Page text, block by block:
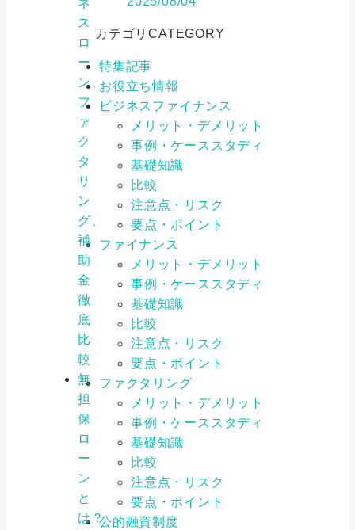
ス
ロ
ー
ン、
フ
ァ
ク
タ
リ
ン
グ、
補
助
金
徹
底
比
較
無
担
保
ロ
ー
ン
と
は？
カテゴリCATEGORY
特集記事
お役立ち情報
ビジネスファイナンス
メリット・デメリット
事例・ケーススタディ
基礎知識
比較
注意点・リスク
要点・ポイント
ファイナンス
メリット・デメリット
事例・ケーススタディ
基礎知識
比較
注意点・リスク
要点・ポイント
ファクタリング
メリット・デメリット
事例・ケーススタディ
基礎知識
比較
注意点・リスク
要点・ポイント
公的融資制度